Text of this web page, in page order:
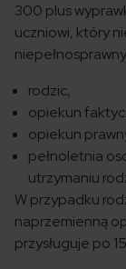
300 plus
uczniowi, który
rodzic,
opiekun
opiekun
pełnoletnia
utrzymaniu
W przypadku
naprzemienną
przysługuje po